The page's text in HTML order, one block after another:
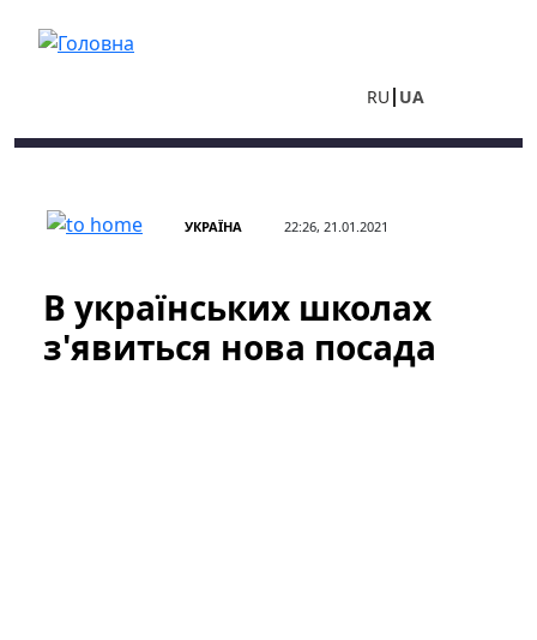
RU UA
УКРАЇНА 22:26, 21.01.2021
В українських школах
з'явиться нова посада